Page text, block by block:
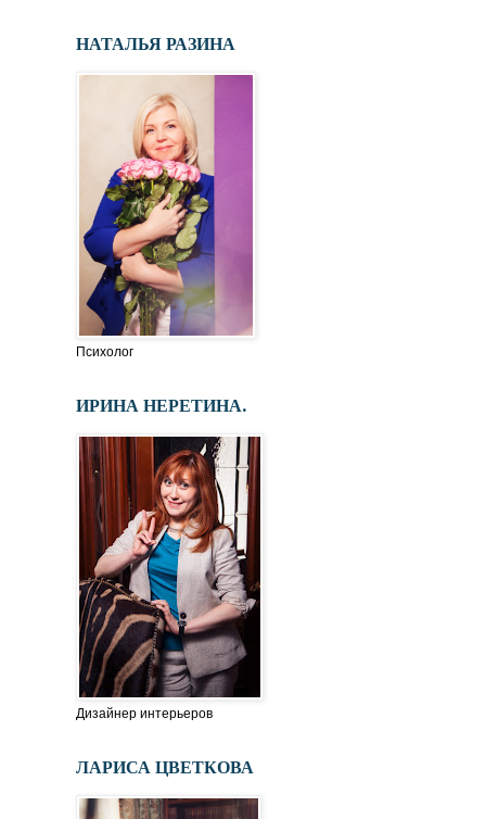
НАТАЛЬЯ РАЗИНА
Психолог
ИРИНА НЕРЕТИНА.
Дизайнер интерьеров
ЛАРИСА ЦВЕТКОВА